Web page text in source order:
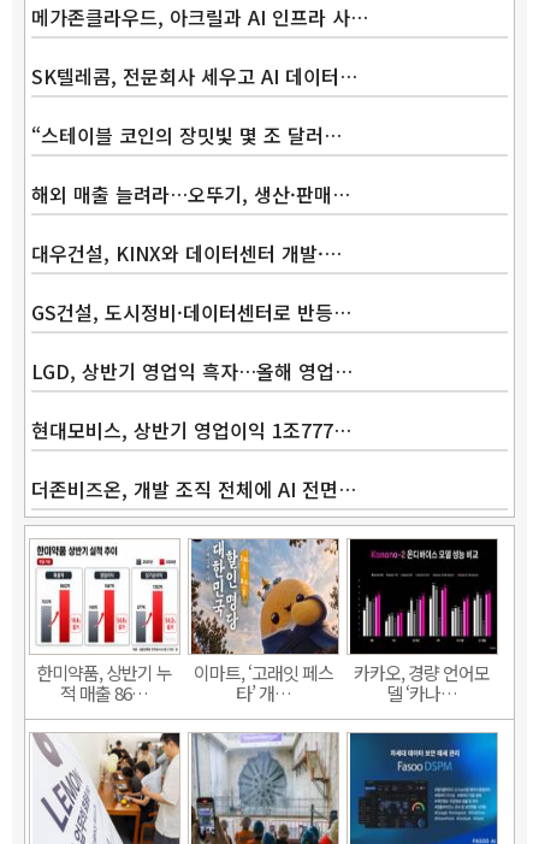
메가존클라우드, 아크릴과 AI 인프라 사…
SK텔레콤, 전문회사 세우고 AI 데이터…
“스테이블 코인의 장밋빛 몇 조 달러…
해외 매출 늘려라…오뚜기, 생산·판매…
대우건설, KINX와 데이터센터 개발·…
GS건설, 도시정비·데이터센터로 반등…
LGD, 상반기 영업익 흑자…올해 영업…
현대모비스, 상반기 영업이익 1조777…
더존비즈온, 개발 조직 전체에 AI 전면…
한미약품, 상반기 누
적 매출 86…
이마트, ‘고래잇 페스
타’ 개…
카카오, 경량 언어모
델 ‘카나…